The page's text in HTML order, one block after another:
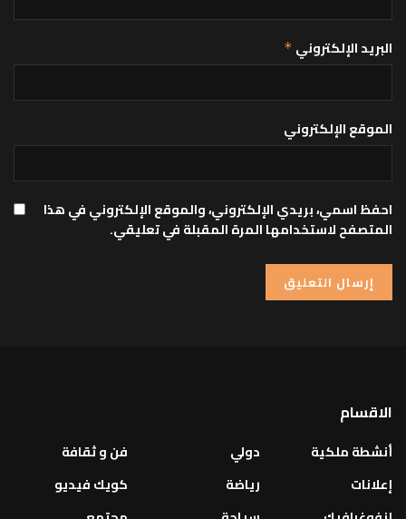
البريد الإلكتروني *
الموقع الإلكتروني
احفظ اسمي، بريدي الإلكتروني، والموقع الإلكتروني في هذا
المتصفح لاستخدامها المرة المقبلة في تعليقي.
الاقسام
أنشطة ملكية
إعلانات
دولي
رياضة
فن و ثقافة
كويك فيديو